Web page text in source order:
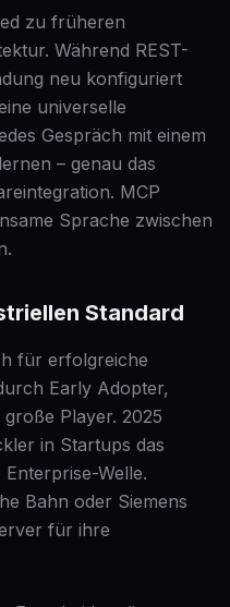
zu früheren
Während REST-
neu konfiguriert
universelle
Gespräch mit einem
– genau das
MCP
Sprache zwischen
Standard
für erfolgreiche
Early Adopter,
Player. 2025
in Startups das
Welle.
Bahn oder Siemens
für ihre